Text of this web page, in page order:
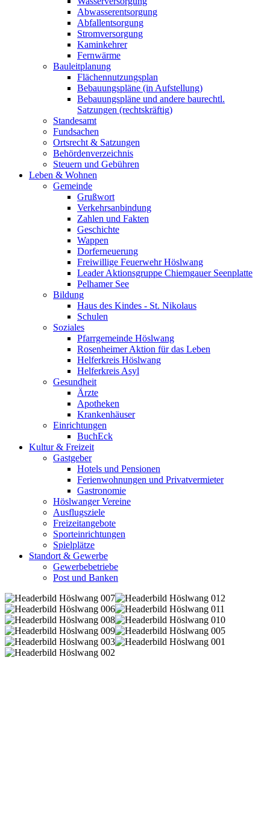
Abwasserentsorgung
Abfallentsorgung
Stromversorgung
Kaminkehrer
Fernwärme
Bauleitplanung
Flächennutzungsplan
Bebauungspläne (in Aufstellung)
Bebauungspläne und andere baurechtl.
Satzungen (rechtskräftig)
Standesamt
Fundsachen
Ortsrecht & Satzungen
Behördenverzeichnis
Steuern und Gebühren
Leben & Wohnen
Gemeinde
Grußwort
Verkehrsanbindung
Zahlen und Fakten
Geschichte
Wappen
Dorferneuerung
Freiwillige Feuerwehr Höslwang
Leader Aktionsgruppe Chiemgauer Seenplatte
Pelhamer See
Bildung
Haus des Kindes - St. Nikolaus
Schulen
Soziales
Pfarrgemeinde Höslwang
Rosenheimer Aktion für das Leben
Helferkreis Höslwang
Helferkreis Asyl
Gesundheit
Ärzte
Apotheken
Krankenhäuser
Einrichtungen
BuchEck
Kultur & Freizeit
Gastgeber
Hotels und Pensionen
Ferienwohnungen und Privatvermieter
Gastronomie
Höslwanger Vereine
Ausflugsziele
Freizeitangebote
Sporteinrichtungen
Spielplätze
Standort & Gewerbe
Gewerbebetriebe
Post und Banken